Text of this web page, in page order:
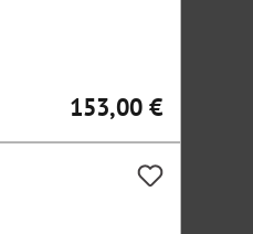
Regulärer Preis:
153,00 €